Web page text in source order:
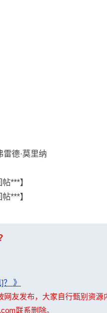
德·莫里纳
***】
***】
》
网友发布，大家自行甄别资源
联系删除。